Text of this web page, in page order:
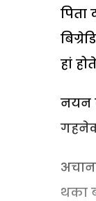
हां
नयन
थका